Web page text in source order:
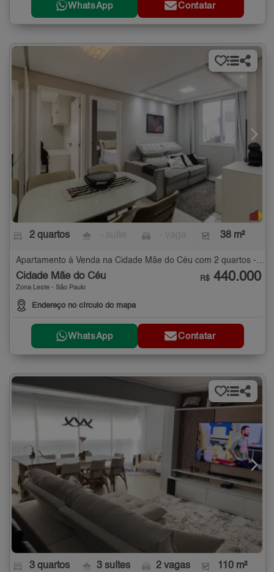
WhatsApp Contatar
2 quartos 38 m²
Apartamento à Venda na Cidade Mãe do Céu com 2 quartos - 38 m²
Cidade Mãe do Céu
Zona Leste - São Paulo
Endereço no círculo do mapa
R$ 440.000
WhatsApp Contatar
3 quartos 3 suítes 2 vagas 110 m²